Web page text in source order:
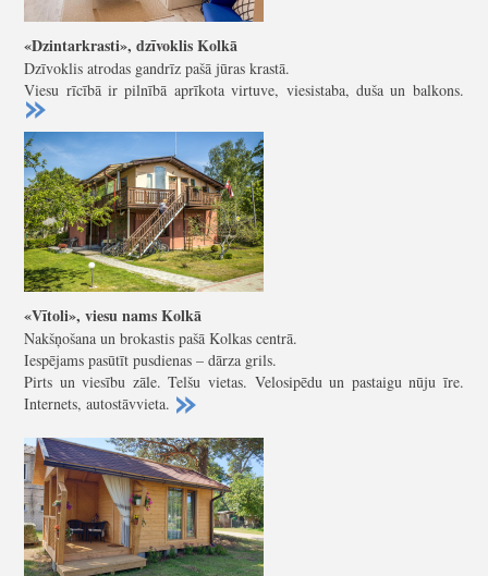
«Dzintarkrasti», dzīvoklis Kolkā
Dzīvoklis atrodas gandrīz pašā jūras krastā.
Viesu rīcībā ir pilnībā aprīkota virtuve, viesistaba, duša un balkons.
«Vītoli», viesu nams Kolkā
Nakšņošana un brokastis pašā Kolkas centrā.
Iespējams pasūtīt pusdienas – dārza grils.
Pirts un viesību zāle. Telšu vietas. Velosipēdu un pastaigu nūju īre.
Internets, autostāvvieta.